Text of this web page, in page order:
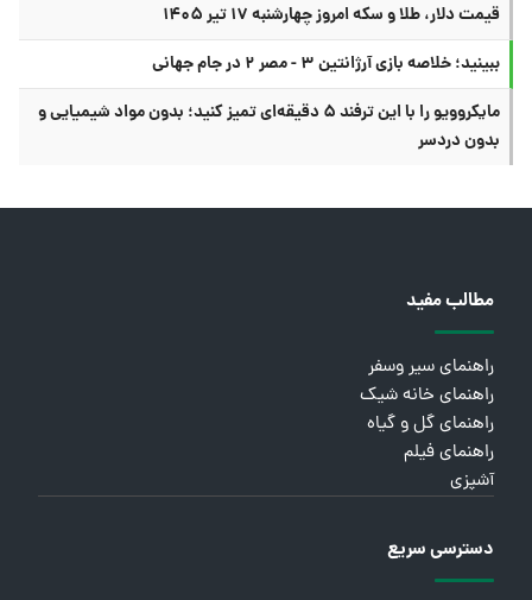
قیمت دلار، طلا و سکه امروز چهارشنبه ۱۷ تیر ۱۴۰۵
ببینید؛ خلاصه بازی آرژانتین ۳ - مصر ۲ در جام جهانی
مایکروویو را با این ترفند ۵ دقیقه‌ای تمیز کنید؛ بدون مواد شیمیایی و
بدون دردسر
مطالب مفید
راهنمای سیر وسفر
راهنمای خانه شیک
راهنمای گل و گیاه
راهنمای فیلم
آشپزی
دسترسی سریع